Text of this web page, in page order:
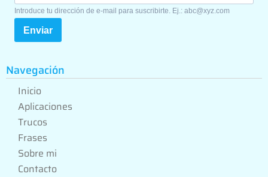
Navegación
Inicio
Aplicaciones
Trucos
Frases
Sobre mi
Contacto
Introduce tu dirección de e-mail para suscribirte. Ej.: abc@xyz.com
Enviar